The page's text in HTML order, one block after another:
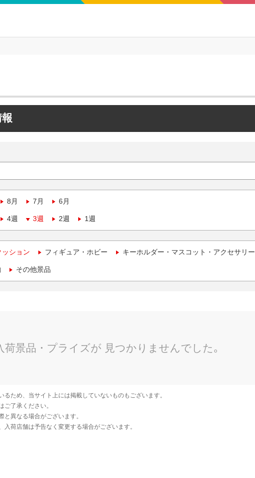
8月 7月 6月
4週 3週 2週 1週
ション フィギュア・ホビー キーホルダー・マスコット・アクセサリー
その他景品